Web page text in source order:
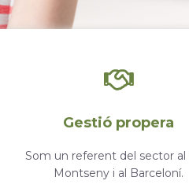
Gestió propera
Som un referent del sector al
Montseny i al Barceloní.